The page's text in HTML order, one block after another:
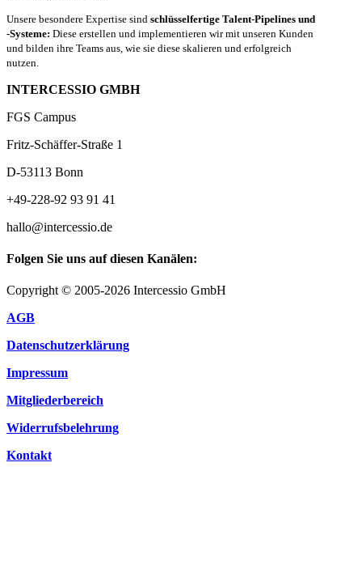
Unsere besondere Expertise sind schlüsselfertige Talent-Pipelines und
-Systeme: Diese erstellen und implementieren wir mit unseren Kunden
und bilden ihre Teams aus, wie sie diese skalieren und erfolgreich
nutzen.
INTERCESSIO GMBH
FGS Campus
Fritz-Schäffer-Straße 1
D-53113 Bonn
+49-228-92 93 91 41
hallo@intercessio.de
Folgen Sie uns auf diesen Kanälen:
Copyright © 2005-2026 Intercessio GmbH
AGB
Datenschutzerklärung
Impressum
Mitgliederbereich
Widerrufsbelehrung
Kontakt